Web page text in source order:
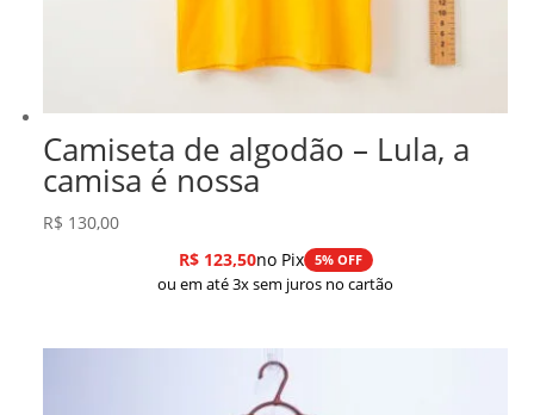
Camiseta de algodão – Lula, a
camisa é nossa
R$ 130,00
R$123,50no Pix 5% OFF
ou em até 3x sem juros no cartão